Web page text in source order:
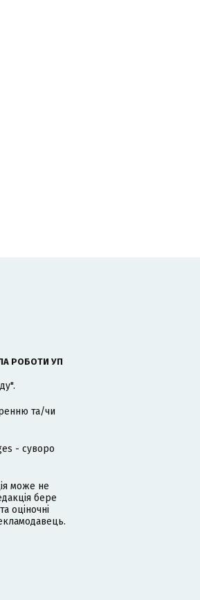
РОБОТИ УП
та/чи
- суворо
може не
бере
оціночні